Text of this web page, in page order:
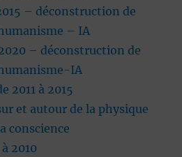
– déconstruction de
– IA
– déconstruction de
IA
2011 à 2015
et autour de la physique
conscience
2010